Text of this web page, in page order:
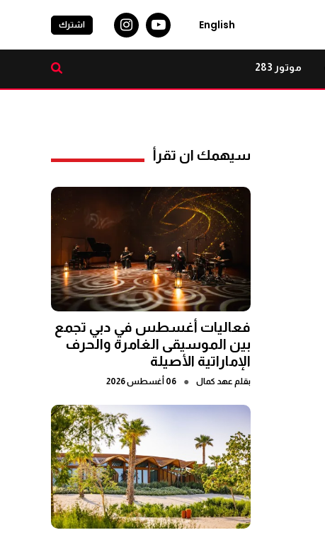
English اشترك
موتور 283
سيهمك ان تقرأ
فعاليات أغسطس في دبي تجمع
بين الموسيقى الغامرة والحرف
الإماراتية الأصيلة
بقلم عهد كمال ● 06 أغسطس 2026